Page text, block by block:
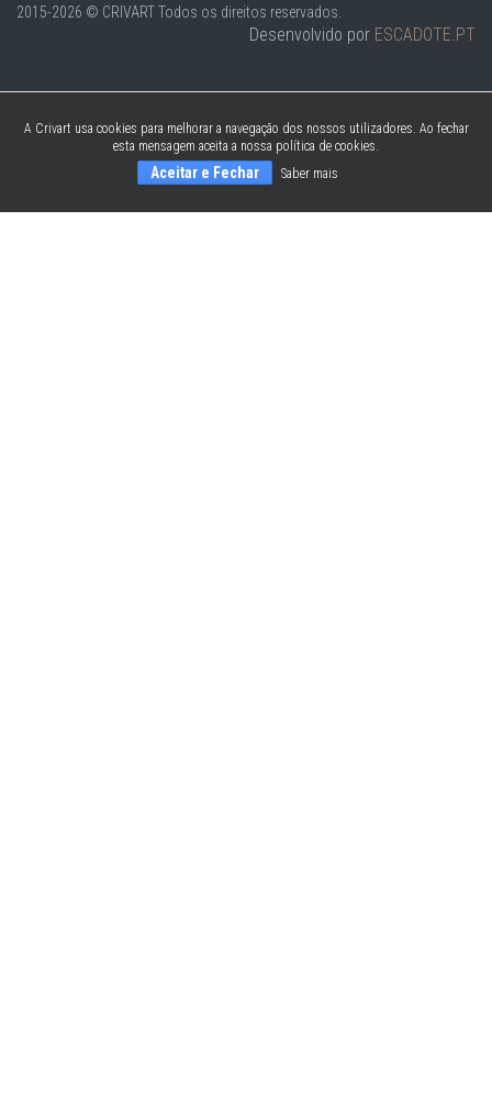
2015-2026 © CRIVARTTodos os direitos reservados.
Desenvolvido por ESCADOTE.PT
A Crivart usa cookies para melhorar a navegação dos nossos utilizadores. Ao fechar
esta mensagem aceita a nossa política de cookies.
Aceitar e Fechar Saber mais